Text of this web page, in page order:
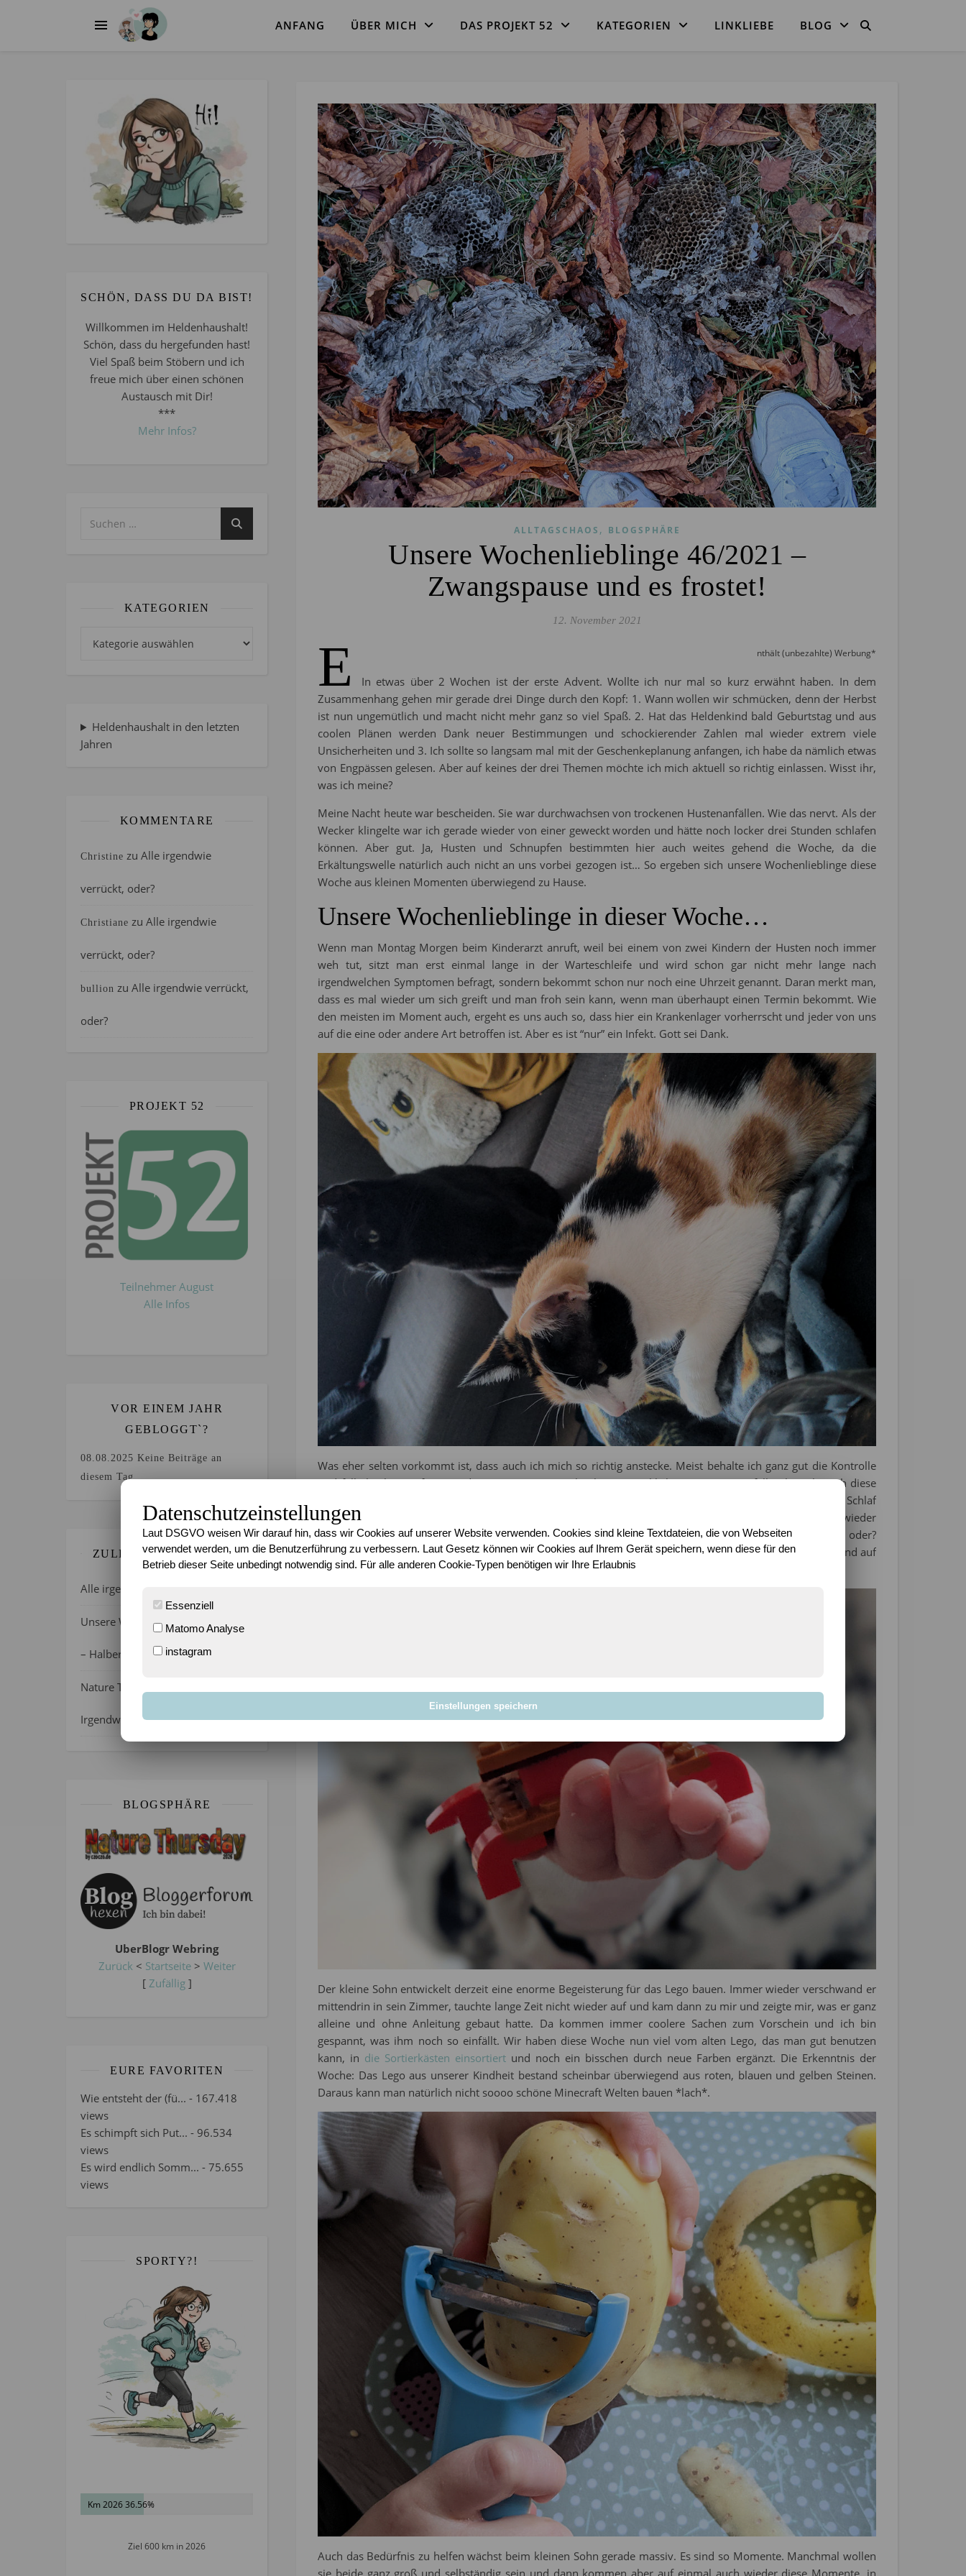
ANFANG ÜBER MICH DAS PROJEKT 52 KATEGORIEN LINKLIEBE BLOG
SCHÖN, DASS DU DA BIST!
Willkommen im Heldenhaushalt!
Schön, dass du hergefunden hast!
Viel Spaß beim Stöbern und ich
freue mich über einen schönen
Austausch mit Dir!
***
Mehr Infos?
KATEGORIEN
Heldenhaushalt in den letzten
Jahren
KOMMENTARE
Christine zu Alle irgendwie
verrückt, oder?
Christiane zu Alle irgendwie
verrückt, oder?
bullion zu Alle irgendwie verrückt,
oder?
PROJEKT 52
Teilnehmer August
Alle Infos
VOR EINEM JAHR
GEBLOGGT`?
08.08.2025 Keine Beiträge an
diesem Tag.
ZULETZT GEBLOGGT…
Alle irgendwie verrückt, oder?
Unsere Wochenlieblinge 31/2026
– Halber Alltag ist zurück
Nature Thursday 21/2026 –
Irgendwie wie April, oder?
BLOGSPHÄRE
UberBlogr Webring
Zurück < Startseite> Weiter
[ Zufällig]
EURE FAVORITEN
Wie entsteht der (fü... - 167.418
views
Es schimpft sich Put... - 96.534
views
Es wird endlich Somm... - 75.655
views
SPORTY?!
Km 2026 36.56%
Ziel 600 km in 2026
ALLTAGSCHAOS , BLOGSPHÄRE
Unsere Wochenlieblinge 46/2021 –
Zwangspause und es frostet!
12. November 2021
E nthält (unbezahlte) Werbung*
In etwas über 2 Wochen ist der erste Advent. Wollte ich nur mal so kurz erwähnt haben. In dem
Zusammenhang gehen mir gerade drei Dinge durch den Kopf: 1. Wann wollen wir schmücken, denn der Herbst
ist nun ungemütlich und macht nicht mehr ganz so viel Spaß. 2. Hat das Heldenkind bald Geburtstag und aus
coolen Plänen werden Dank neuer Bestimmungen und schockierender Zahlen mal wieder extrem viele
Unsicherheiten und 3. Ich sollte so langsam mal mit der Geschenkeplanung anfangen, ich habe da nämlich etwas
von Engpässen gelesen. Aber auf keines der drei Themen möchte ich mich aktuell so richtig einlassen. Wisst ihr,
was ich meine?
Meine Nacht heute war bescheiden. Sie war durchwachsen von trockenen Hustenanfällen. Wie das nervt. Als der
Wecker klingelte war ich gerade wieder von einer geweckt worden und hätte noch locker drei Stunden schlafen
können. Aber gut. Ja, Husten und Schnupfen bestimmten hier auch weites gehend die Woche, da die
Erkältungswelle natürlich auch nicht an uns vorbei gezogen ist… So ergeben sich unsere Wochenlieblinge diese
Woche aus kleinen Momenten überwiegend zu Hause.
Unsere Wochenlieblinge in dieser Woche…
Wenn man Montag Morgen beim Kinderarzt anruft, weil bei einem von zwei Kindern der Husten noch immer
weh tut, sitzt man erst einmal lange in der Warteschleife und wird schon gar nicht mehr lange nach
irgendwelchen Symptomen befragt, sondern bekommt schon nur noch eine Uhrzeit genannt. Daran merkt man,
dass es mal wieder um sich greift und man froh sein kann, wenn man überhaupt einen Termin bekommt. Wie
den meisten im Moment auch, ergeht es uns auch so, dass hier ein Krankenlager vorherrscht und jeder von uns
auf die eine oder andere Art betroffen ist. Aber es ist “nur” ein Infekt. Gott sei Dank.
Was eher selten vorkommt ist, dass auch ich mich so richtig anstecke. Meist behalte ich ganz gut die Kontrolle
und falle höchstens für zwei drei Tage etwas zurück, aber nie wirklich aus. Gut, ausgefallen bin ich auch diese
Woche nicht, aber ich hatte ordentlich mit den Nebenhöhlen zu tun, was mir nachts des Öfteren mal den Schlaf
raubte. Ruhe und viel Tee haben aber gut Abhilfe geschaffen und zum Wochenende fühle ich mich nun wieder
viel besser. Man nimmt sich eh viel zu selten die Ruhe einfach mal mit einem Buch auf dem Sofa zu sitzen, oder?
Das wollten mir scheinbar auch die Katzen sagen, als sie sich in so einer Ruhephase wärmend und schützend auf
mich oder an mich ran setzten. Hach, ich liebe das…
Der kleine Sohn entwickelt derzeit eine enorme Begeisterung für das Lego bauen. Immer wieder verschwand er
mittendrin in sein Zimmer, tauchte lange Zeit nicht wieder auf und kam dann zu mir und zeigte mir, was er ganz
alleine und ohne Anleitung gebaut hatte. Da kommen immer coolere Sachen zum Vorschein und ich bin
gespannt, was ihm noch so einfällt. Wir haben diese Woche nun viel vom alten Lego, das man gut benutzen
kann, in die Sortierkästen einsortiert und noch ein bisschen durch neue Farben ergänzt. Die Erkenntnis der
Woche: Das Lego aus unserer Kindheit bestand scheinbar überwiegend aus roten, blauen und gelben Steinen.
Daraus kann man natürlich nicht soooo schöne Minecraft Welten bauen *lach*.
Auch das Bedürfnis zu helfen wächst beim kleinen Sohn gerade massiv. Es sind so Momente. Manchmal wollen
sie beide ganz groß und selbständig sein und dann kommen aber auf einmal auch wieder diese Momente, in
Datenschutzeinstellungen
Laut DSGVO weisen Wir darauf hin, dass wir Cookies auf unserer Website verwenden. Cookies sind kleine Textdateien, die von Webseiten
verwendet werden, um die Benutzerführung zu verbessern. Laut Gesetz können wir Cookies auf Ihrem Gerät speichern, wenn diese für den
Betrieb dieser Seite unbedingt notwendig sind. Für alle anderen Cookie-Typen benötigen wir Ihre Erlaubnis
Essenziell
Matomo Analyse
instagram
Einstellungen speichern